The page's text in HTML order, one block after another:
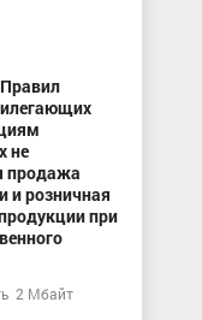
не
продажа
и розничная
при
2 Мбайт